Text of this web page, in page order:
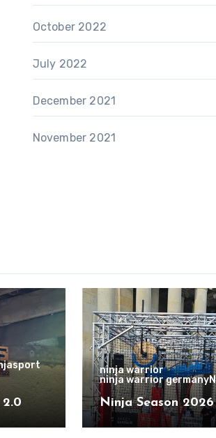
October 2022
July 2022
December 2021
November 2021
ninja warrior
ninja warrior germany
Ninja Season 2026